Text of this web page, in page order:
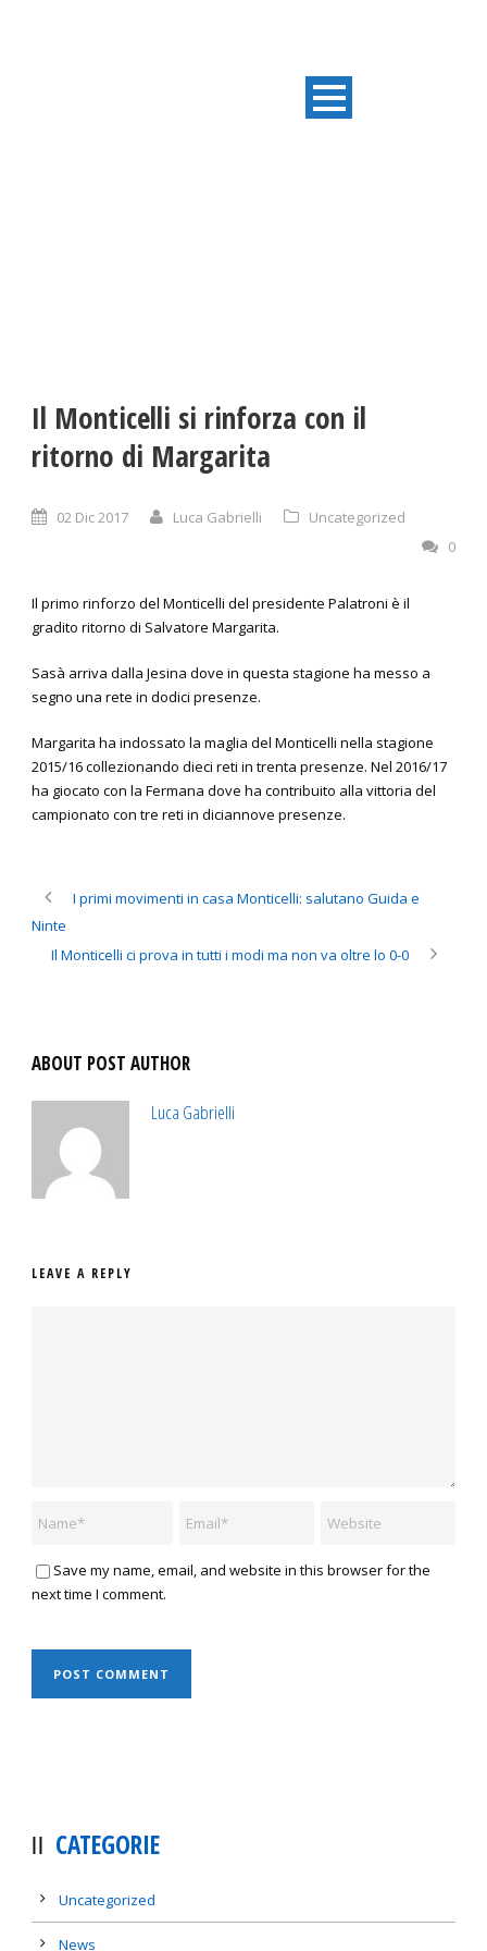
Il Monticelli si rinforza con il
ritorno di Margarita
02 Dic 2017 Luca Gabrielli
Uncategorized
0
Il primo rinforzo del Monticelli del presidente Palatroni è il
gradito ritorno di Salvatore Margarita.
Sasà arriva dalla Jesina dove in questa stagione ha messo a
segno una rete in dodici presenze.
Margarita ha indossato la maglia del Monticelli nella stagione
2015/16 collezionando dieci reti in trenta presenze. Nel 2016/17
ha giocato con la Fermana dove ha contribuito alla vittoria del
campionato con tre reti in diciannove presenze.
I primi movimenti in casa Monticelli: salutano Guida e
Ninte
Il Monticelli ci prova in tutti i modi ma non va oltre lo 0-0
ABOUT POST AUTHOR
Luca Gabrielli
LEAVE A REPLY
Save my name, email, and website in this browser for the
next time I comment.
CATEGORIE
Uncategorized
News